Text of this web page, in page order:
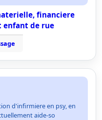
financiere
enfant de rue
d'infirmiere en psy, en
aide-so